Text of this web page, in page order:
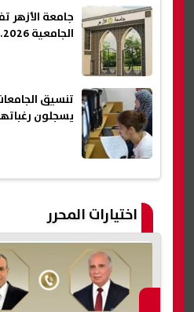
جامعة الأزهر
الجامعية 2026.. الموعد ورابط التسجيل
يسجلون
اختيارات المحرر